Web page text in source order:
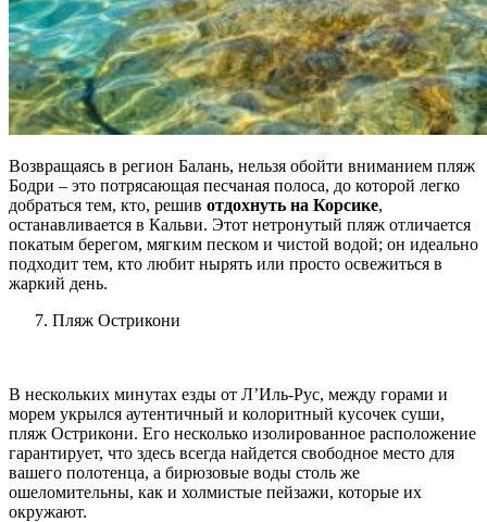
Возвращаясь в регион Балань, нельзя обойти вниманием пляж
Бодри – это потрясающая песчаная полоса, до которой легко
добраться тем, кто, решив отдохнуть на Корсике,
останавливается в Кальви. Этот нетронутый пляж отличается
покатым берегом, мягким песком и чистой водой; он идеально
подходит тем, кто любит нырять или просто освежиться в
жаркий день.
Пляж Острикони
В нескольких минутах езды от Л’Иль-Рус, между горами и
морем укрылся аутентичный и колоритный кусочек суши,
пляж Острикони. Его несколько изолированное расположение
гарантирует, что здесь всегда найдется свободное место для
вашего полотенца, а бирюзовые воды столь же
ошеломительны, как и холмистые пейзажи, которые их
окружают.